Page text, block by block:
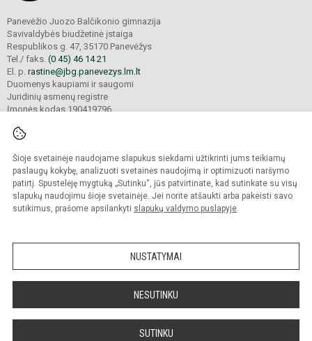
Šioje svetainėje naudojame slapukus siekdami užtikrinti jums teikiamų
paslaugų kokybę, analizuoti svetainės naudojimą ir optimizuoti naršymo
patirtį. Spustelėję mygtuką „Sutinku“, jūs patvirtinate, kad sutinkate su visų
slapukų naudojimu šioje svetainėje. Jei norite atšaukti arba pakeisti savo
sutikimus, prašome apsilankyti slapukų valdymo puslapyje.
NUSTATYMAI
NESUTINKU
SUTINKU
Panevėžio Juozo Balčikonio gimnazija
Savivaldybės biudžetinė įstaiga
Respublikos g. 47, 35170 Panevėžys
Tel./ faks. (0 45) 46 14 21
El. p. rastine@jbg.panevezys.lm.lt
Duomenys kaupiami ir saugomi
Juridinių asmenų registre
Įmonės kodas 190419796
© 2026. Panevėžio Juozo Balčikonio gimnazija. Visos teisės saugomos.
Kopijuoti turinį be raštiško gimnazijos sutikimo griežtai draudžiama.
Prieinamumo paraiška Slapukų politika
Sumanus būdas atnaujinti